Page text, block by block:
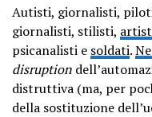
Autisti, giornalisti,
giornalisti, stilisti,
psicanalisti e soldati.
disruption
distruttiva (ma, per
della sostituzione